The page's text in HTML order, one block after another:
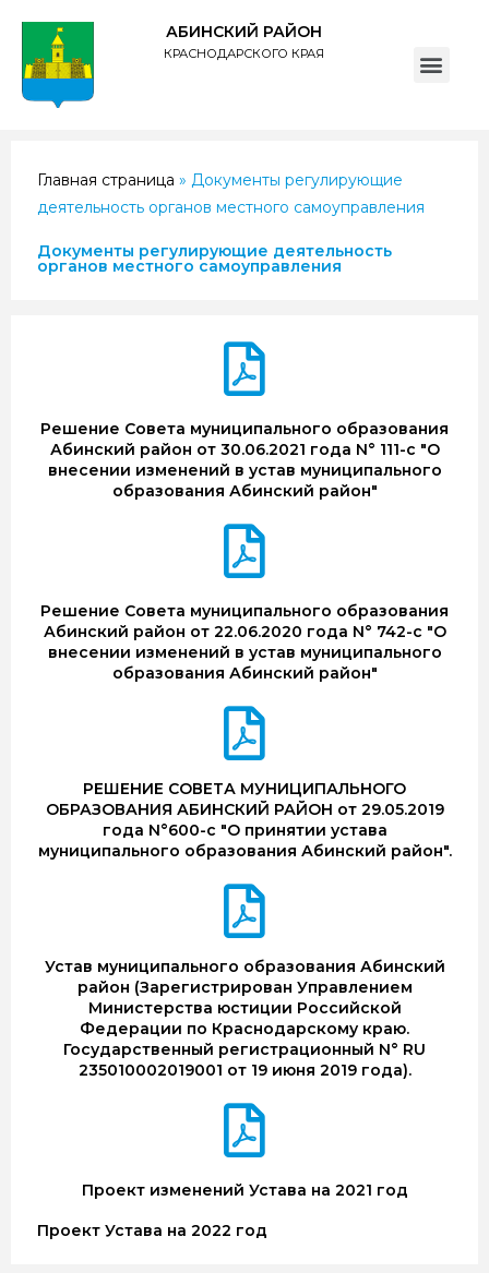
АБИНСКИЙ РАЙОН
КРАСНОДАРСКОГО КРАЯ
Главная страница » Документы регулирующие
деятельность органов местного самоуправления
Документы регулирующие деятельность
органов местного самоуправления
Решение Совета муниципального образования
Абинский район от 30.06.2021 года N° 111-с "О
внесении изменений в устав муниципального
образования Абинский район"
Решение Совета муниципального образования
Абинский район от 22.06.2020 года N° 742-с "О
внесении изменений в устав муниципального
образования Абинский район"
РЕШЕНИЕ СОВЕТА МУНИЦИПАЛЬНОГО
ОБРАЗОВАНИЯ АБИНСКИЙ РАЙОН от 29.05.2019
года N°600-с "О принятии устава
муниципального образования Абинский район".
Устав муниципального образования Абинский
район (Зарегистрирован Управлением
Министерства юстиции Российской
Федерации по Краснодарскому краю.
Государственный регистрационный N° RU
235010002019001 от 19 июня 2019 года).
Проект изменений Устава на 2021 год
Проект Устава на 2022 год